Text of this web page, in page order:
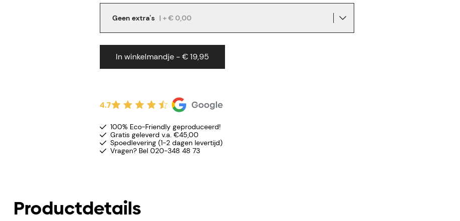
Geen extra's | + € 0,00
In winkelmandje - € 19,95
4.7
100% Eco-Friendly geproduceerd!
Gratis geleverd v.a. €45,00
Spoedlevering (1-2 dagen levertijd)
Vragen? Bel 020-348 48 73
Productdetails